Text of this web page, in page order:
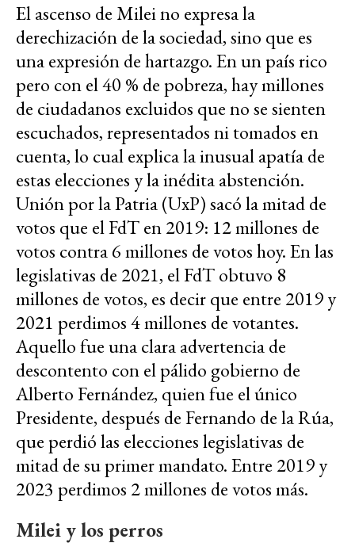
El ascenso de Milei no expresa la
derechización de la sociedad, sino que es
una expresión de hartazgo. En un país rico
pero con el 40 % de pobreza, hay millones
de ciudadanos excluidos que no se sienten
escuchados, representados ni tomados en
cuenta, lo cual explica la inusual apatía de
estas elecciones y la inédita abstención.
Unión por la Patria (UxP) sacó la mitad de
votos que el FdT en 2019: 12 millones de
votos contra 6 millones de votos hoy. En las
legislativas de 2021, el FdT obtuvo 8
millones de votos, es decir que entre 2019 y
2021 perdimos 4 millones de votantes.
Aquello fue una clara advertencia de
descontento con el pálido gobierno de
Alberto Fernández, quien fue el único
Presidente, después de Fernando de la Rúa,
que perdió las elecciones legislativas de
mitad de su primer mandato. Entre 2019 y
2023 perdimos 2 millones de votos más.
Milei y los perros